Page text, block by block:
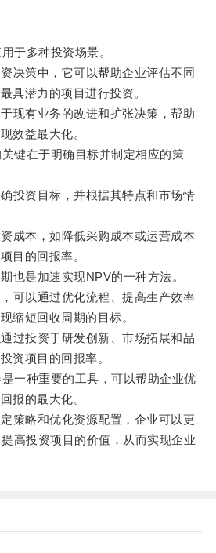
多种投资场景。
策中，它可以帮助企业评估不同
具潜力的项目进行投资。
有业务的改进和扩张决策，帮助
效益最大化。
在于明确目标并制定相应的策
资目标，并根据其特点和市场情
本，如降低采购成本或运营成本
目的回报率。
是加速实现NPV的一种方法。
以通过优化流程、提高生产效率
缩短回收周期的目标。
投资于研发创新、市场拓展和品
资项目的回报率。
种重要的工具，可以帮助企业优
报的最大化。
略和优化资源配置，企业可以更
高投资项目的价值，从而实现企业